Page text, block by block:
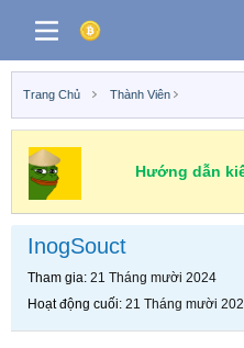
Trang Chủ Thành Viên
Hướng dẫn
InogSouct
Tham gia 21 Tháng mười 2024
Hoạt động cuối 21 Tháng mười